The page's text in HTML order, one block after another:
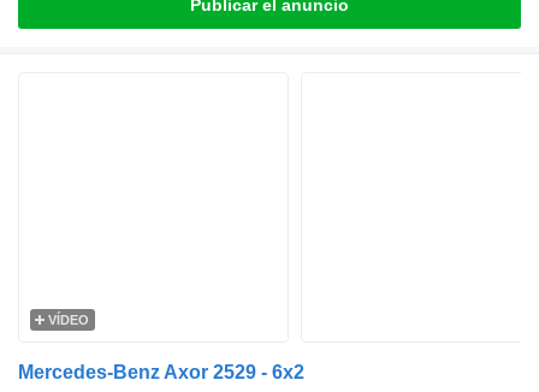
Publicar el anuncio
VÍDEO
Mercedes-Benz Axor 2529 - 6x2